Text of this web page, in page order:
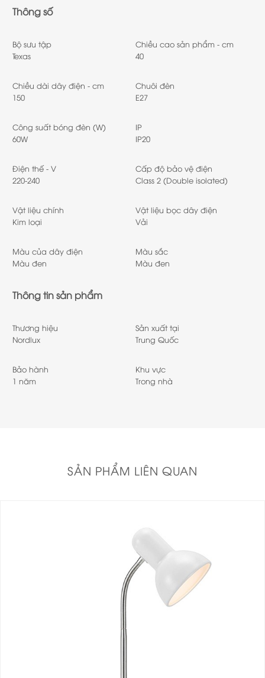
Thông số
Bộ sưu tập
Texas
Chiều cao sản phẩm - cm
40
Chiều dài dây điện - cm
150
Chuôi đèn
E27
Công suất bóng đèn (W)
60W
IP
IP20
Điện thế - V
220-240
Cấp độ bảo vệ điện
Class 2 (Double isolated)
Vật liệu chính
Kim loại
Vật liệu bọc dây điện
Vải
Màu của dây điện
Màu đen
Màu sắc
Màu đen
Thông tin sản phẩm
Thương hiệu
Nordlux
Sản xuất tại
Trung Quốc
Bảo hành
1 năm
Khu vực
Trong nhà
SẢN PHẨM LIÊN QUAN